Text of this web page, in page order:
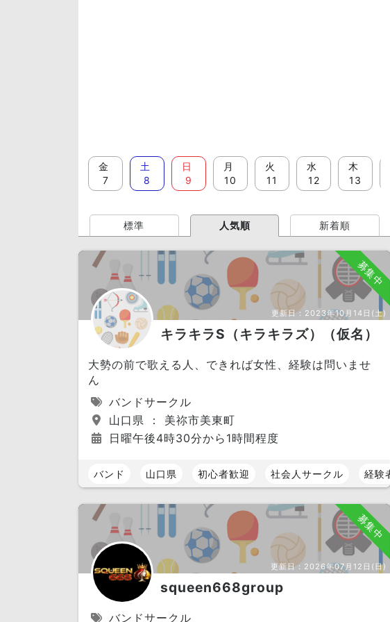
金
7
土
8
日
9
月
10
火
11
水
12
木
13
標準 人気順 新着順
募集中
更新日： 2023年10月14日(土)
キラキラS（キラキラズ）（仮名）
大勢の前で歌える人、できれば女性、経験は問いませ
ん
バンドサークル
山口県 ： 美祢市美東町
日曜午後4時30分から1時間程度
バンド 山口県 初心者歓迎 社会人サークル 経験
募集中
更新日： 2026年07月12日(日)
squeen668group
バンドサークル